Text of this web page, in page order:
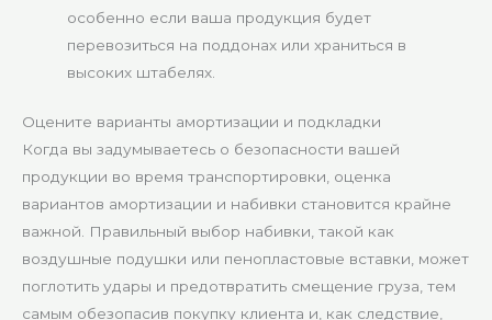
особенно если ваша продукция будет
перевозиться на поддонах или храниться в
высоких штабелях.
Оцените варианты амортизации и подкладки
Когда вы задумываетесь о безопасности вашей
продукции во время транспортировки, оценка
вариантов амортизации и набивки становится крайне
важной. Правильный выбор набивки, такой как
воздушные подушки или пенопластовые вставки, может
поглотить удары и предотвратить смещение груза, тем
самым обезопасив покупку клиента и, как следствие,